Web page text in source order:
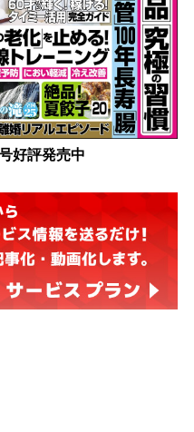
好評発売中